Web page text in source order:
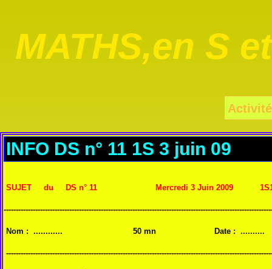
MATHS,en S
Activité
INFO DS n° 11 1S 3 juin 09
SUJET du DS n° 11 Mercredi 3 Juin 2009
Nom : ............ 50 mn Date : ..........